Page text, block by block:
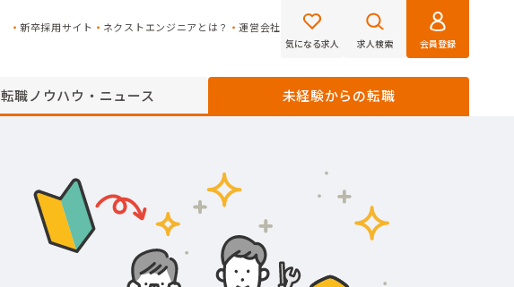
新卒採用サイト ネクストエンジニアとは？ 運営会社
気になる求人 求人検索 会員登録
転職ノウハウ・ニュース 未経験からの転職